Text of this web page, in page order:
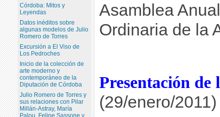
Asamblea Anual
Ordinaria de la
Presentación de
(29/enero/2011)
Córdoba: Mitos y
Leyendas
Datos inéditos sobre
algunas modelos de Julio
Romero de Torres
Excursión a El Viso de
Los Pedroches
Inicio de la colección de
arte moderno y
contemporáneo de la
Diputación de Córdoba
Julio Romero de Torres y
sus relaciones con Pilar
Millán-Astray, María
Palou, Felipe Sassone y